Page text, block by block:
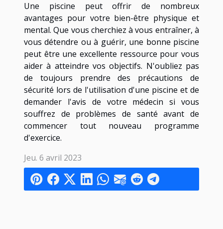
Une piscine peut offrir de nombreux
avantages pour votre bien-être physique et
mental. Que vous cherchiez à vous entraîner, à
vous détendre ou à guérir, une bonne piscine
peut être une excellente ressource pour vous
aider à atteindre vos objectifs. N'oubliez pas
de toujours prendre des précautions de
sécurité lors de l'utilisation d'une piscine et de
demander l'avis de votre médecin si vous
souffrez de problèmes de santé avant de
commencer tout nouveau programme
d'exercice.
Jeu. 6 avril 2023